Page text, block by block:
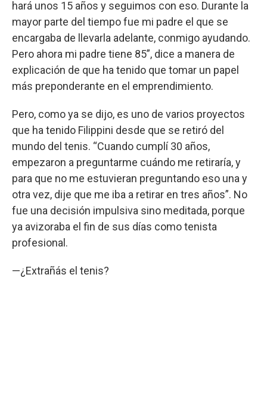
hará unos 15 años y seguimos con eso. Durante la
mayor parte del tiempo fue mi padre el que se
encargaba de llevarla adelante, conmigo ayudando.
Pero ahora mi padre tiene 85”, dice a manera de
explicación de que ha tenido que tomar un papel
más preponderante en el emprendimiento.
Pero, como ya se dijo, es uno de varios proyectos
que ha tenido Filippini desde que se retiró del
mundo del tenis. “Cuando cumplí 30 años,
empezaron a preguntarme cuándo me retiraría, y
para que no me estuvieran preguntando eso una y
otra vez, dije que me iba a retirar en tres años”. No
fue una decisión impulsiva sino meditada, porque
ya avizoraba el fin de sus días como tenista
profesional.
—¿Extrañás el tenis?